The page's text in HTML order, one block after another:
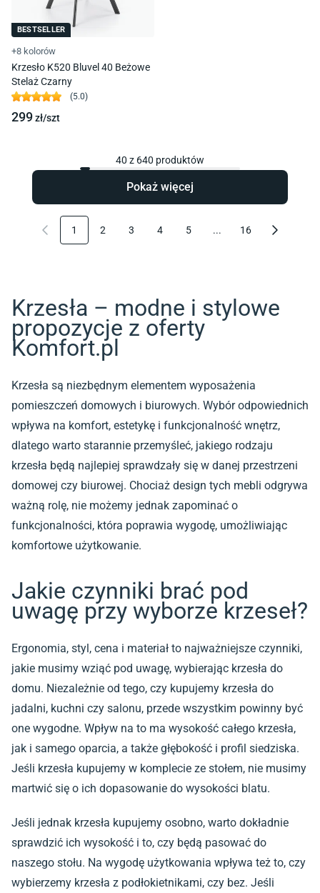
BESTSELLER
+8 kolorów
Krzesło K520 Bluvel 40 Beżowe
Stelaż Czarny
(5.0)
299zł/szt
40 z 640 produktów
Pokaż więcej
1 2 3 4 5 ... 16
Krzesła – modne i stylowe
propozycje z oferty
Komfort.pl
Krzesła są niezbędnym elementem wyposażenia
pomieszczeń domowych i biurowych. Wybór odpowiednich
wpływa na komfort, estetykę i funkcjonalność wnętrz,
dlatego warto starannie przemyśleć, jakiego rodzaju
krzesła będą najlepiej sprawdzały się w danej przestrzeni
domowej czy biurowej. Chociaż design tych mebli odgrywa
ważną rolę, nie możemy jednak zapominać o
funkcjonalności, która poprawia wygodę, umożliwiając
komfortowe użytkowanie.
Jakie czynniki brać pod
uwagę przy wyborze krzeseł?
Ergonomia, styl, cena i materiał to najważniejsze czynniki,
jakie musimy wziąć pod uwagę, wybierając krzesła do
domu. Niezależnie od tego, czy kupujemy krzesła do
jadalni, kuchni czy salonu, przede wszystkim powinny być
one wygodne. Wpływ na to ma wysokość całego krzesła,
jak i samego oparcia, a także głębokość i profil siedziska.
Jeśli krzesła kupujemy w komplecie ze stołem, nie musimy
martwić się o ich dopasowanie do wysokości blatu.
Jeśli jednak krzesła kupujemy osobno, warto dokładnie
sprawdzić ich wysokość i to, czy będą pasować do
naszego stołu. Na wygodę użytkowania wpływa też to, czy
wybierzemy krzesła z podłokietnikami, czy bez. Jeśli